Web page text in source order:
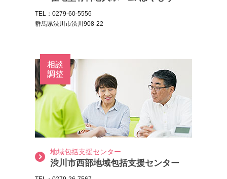
TEL：0279-60-5556
群馬県渋川市渋川908-22
相談
調整
地域包括支援センター
渋川市西部地域包括支援センター